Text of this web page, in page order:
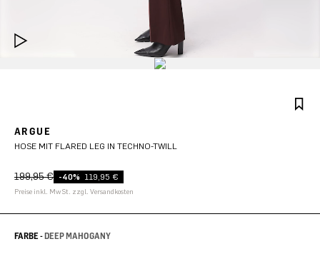
ARGUE
HOSE MIT FLARED LEG IN TECHNO-TWILL
199,95 € -40% 119,95 €
Preise inkl. MwSt. zzgl. Versandkosten
FARBE -DEEP MAHOGANY